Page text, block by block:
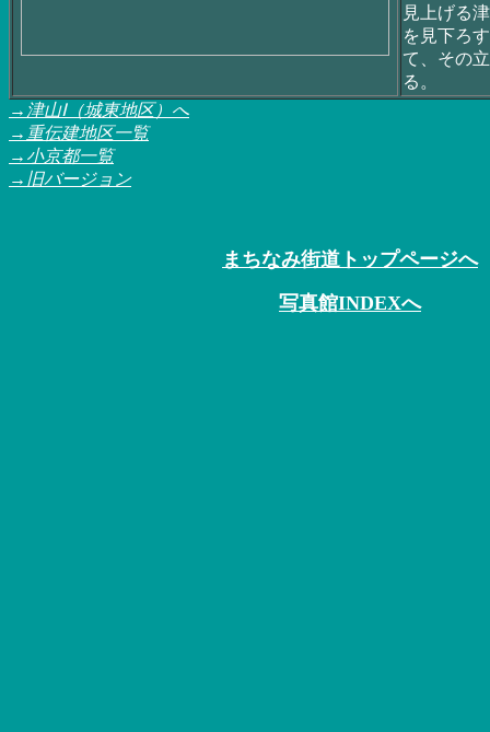
見上げる
を見下ろ
て、その
る。
→津山Ⅰ（城東地区）へ
→重伝建地区一覧
→小京都一覧
→ 旧バージョン
まちなみ街道トップページへ
写真館INDEXへ